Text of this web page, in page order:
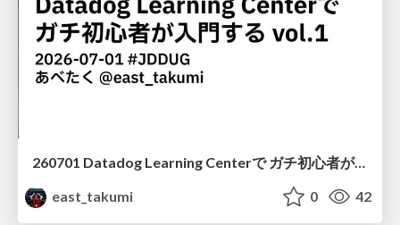
260701 Datadog Learning Centerで ガチ初心者が入門する vol.1
east_takumi
0 42